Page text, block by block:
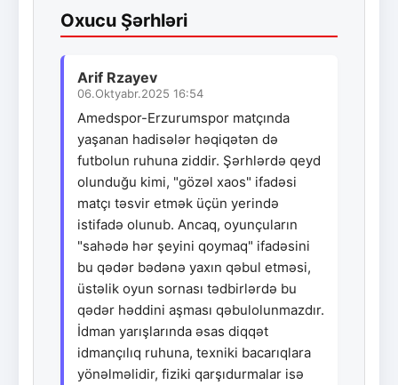
Oxucu Şərhləri
Arif Rzayev
06.Oktyabr.2025 16:54
Amedspor-Erzurumspor matçında
yaşanan hadisələr həqiqətən də
futbolun ruhuna ziddir. Şərhlərdə qeyd
olunduğu kimi, "gözəl xaos" ifadəsi
matçı təsvir etmək üçün yerində
istifadə olunub. Ancaq, oyunçuların
"sahədə hər şeyini qoymaq" ifadəsini
bu qədər bədənə yaxın qəbul etməsi,
üstəlik oyun sornası tədbirlərdə bu
qədər həddini aşması qəbulolunmazdır.
İdman yarışlarında əsas diqqət
idmançılıq ruhuna, texniki bacarıqlara
yönəlməlidir, fiziki qarşıdurmalar isə